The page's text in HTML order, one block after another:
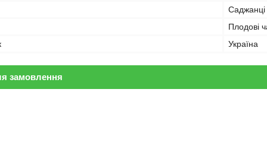
Саджанці
Плодові
Україна
замовлення